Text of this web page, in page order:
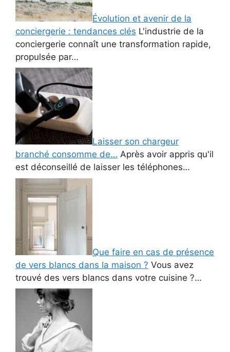
Évolution et avenir de la
conciergerie : tendances clés L'industrie de la
conciergerie connaît une transformation rapide,
propulsée par…
Laisser son chargeur
branché consomme de… Après avoir appris qu'il
est déconseillé de laisser les téléphones…
Que faire en cas de présence
de vers blancs dans la maison ? Vous avez
trouvé des vers blancs dans votre cuisine ?…